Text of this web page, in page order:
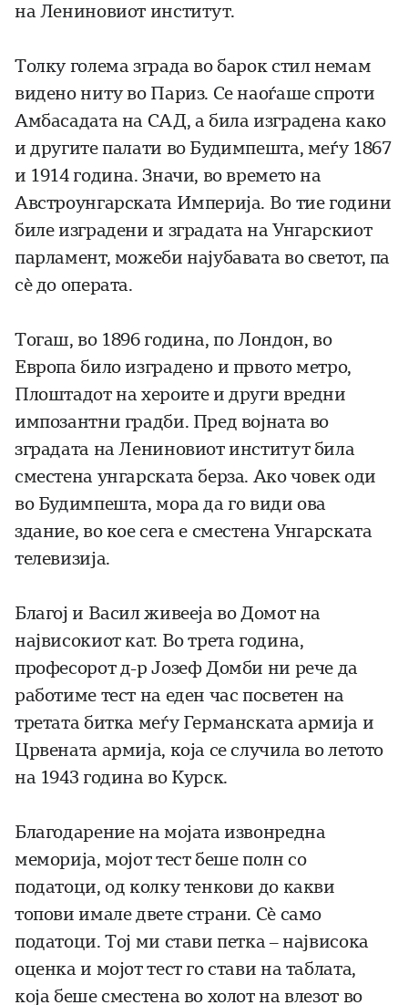
на Лениновиот институт.
Толку голема зграда во барок стил немам
видено ниту во Париз. Се наоѓаше спроти
Амбасадата на САД, а била изградена како
и другите палати во Будимпешта, меѓу 1867
и 1914 година. Значи, во времето на
Австроунгарската Империја. Во тие години
биле изградени и зградата на Унгарскиот
парламент, можеби најубавата во светот, па
сè до операта.
Тогаш, во 1896 година, по Лондон, во
Европа било изградено и првото метро,
Плоштадот на хероите и други вредни
импозантни градби. Пред војната во
зградата на Лениновиот институт била
сместена унгарската берза. Ако човек оди
во Будимпешта, мора да го види ова
здание, во кое сега е сместена Унгарската
телевизија.
Благој и Васил живееја во Домот на
највисокиот кат. Во трета година,
професорот д-р Јозеф Домби ни рече да
работиме тест на еден час посветен на
третата битка меѓу Германската армија и
Црвената армија, која се случила во летото
на 1943 година во Курск.
Благодарение на мојата извонредна
меморија, мојот тест беше полн со
податоци, од колку тенкови до какви
топови имале двете страни. Сè само
податоци. Тој ми стави петка – највисока
оценка и мојот тест го стави на таблата,
која беше сместена во холот на влезот во